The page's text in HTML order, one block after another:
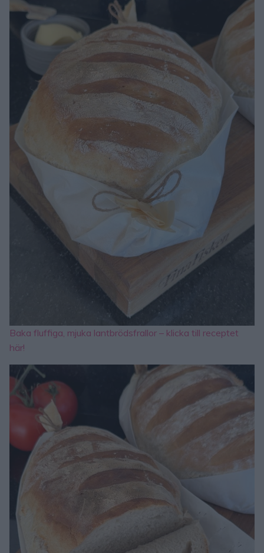
Baka fluffiga, mjuka lantbrödsfrallor – klicka till receptet
här!